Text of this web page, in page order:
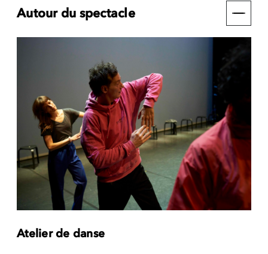
Autour du spectacle
Atelier de danse